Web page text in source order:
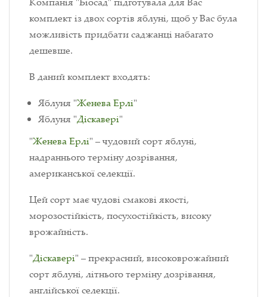
комплект із двох сортів яблуні, щоб у Вас була
можливість придбати саджанці набагато
дешевше.
В даний комплект входять:
Яблуня "Женева Ерлі"
Яблуня "Діскавері"
"Женева Ерлі" – чудовий сорт яблуні,
надраннього терміну дозрівання,
американської селекції.
Цей сорт має чудові смакові якості,
морозостійкість, посухостійкість, високу
врожайність.
"Діскавері" – прекрасний, високоврожайний
сорт яблуні, літнього терміну дозрівання,
англійської селекції.